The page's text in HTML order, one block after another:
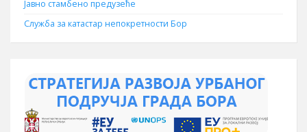
Јавно стамбено предузеће
Служба за катастар непокретности Бор